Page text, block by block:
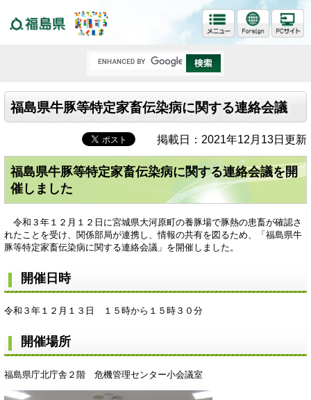
福島県牛豚等特定家畜伝染病に関する連絡会議
掲載日：2021年12月13日更新
福島県牛豚等特定家畜伝染病に関する連絡会議を開
催しました
令和３年１２月１２日に宮城県大河原町の養豚場で豚熱の患畜が確認さ
れたことを受け、関係部局が連携し、情報の共有を図るため、「福島県牛
豚等特定家畜伝染病に関する連絡会議」を開催しました。
開催日時
令和３年１２月１３日 １５時から１５時３０分
開催場所
福島県庁北庁舎２階 危機管理センター小会議室